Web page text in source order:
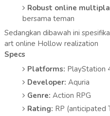
Robust online
bersama teman
Sedangkan dibawah ini
art online Hollow realization
Specs
Platforms: PlayStation
Developer: Aquria
Genre: Action RPG
Rating: RP (anticipated